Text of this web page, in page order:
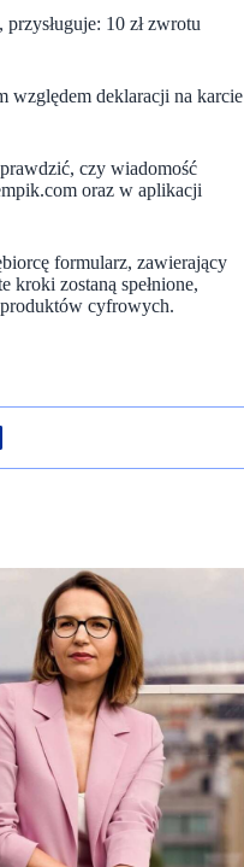
10 zł zwrotu
względem deklaracji na karcie
czy wiadomość
oraz w aplikacji
formularz, zawierający
zostaną spełnione,
cyfrowych.